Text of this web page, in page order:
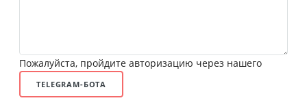
Пожалуйста, пройдите авторизацию через нашего
TELEGRAM-БОТА